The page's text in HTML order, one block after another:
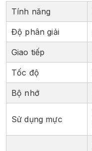
Tính năng
Độ phân giải
Giao tiếp
Tốc độ
Bộ nhớ
Sử dụng mực